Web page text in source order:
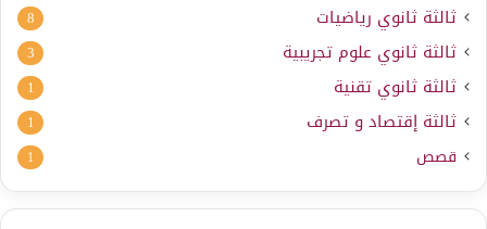
ثالثة ثانوي رياضيات 8
ثالثة ثانوي علوم تجريبية 3
ثالثة ثانوي تقنية 1
ثالثة إقتصاد و تصرف 1
قصص 1